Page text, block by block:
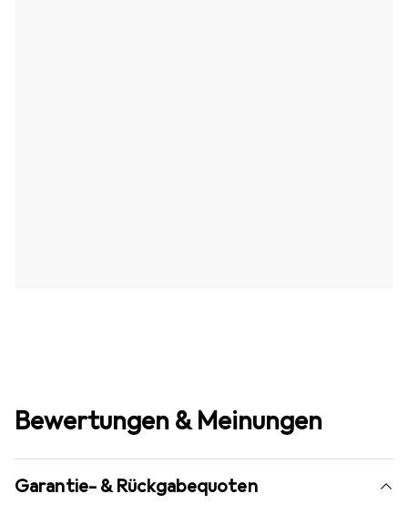
Bewertungen & Meinungen
Garantie- & Rückgabequoten